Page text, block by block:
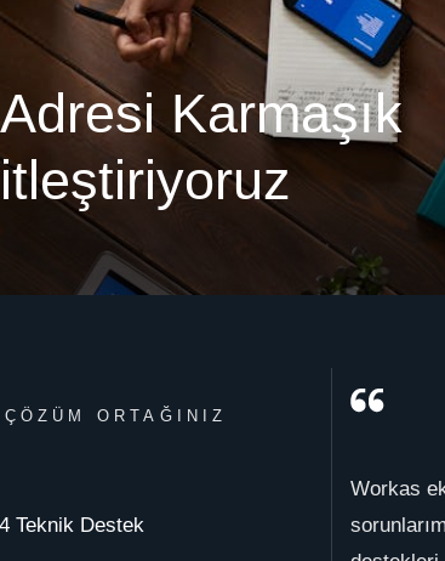
Karmaşık
ORTAĞINIZ
Teknik Destek
Workas